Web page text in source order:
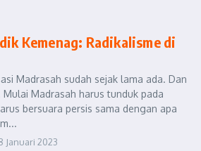
Kemenag: Radikalisme di
Madrasah sudah sejak lama ada. Dan
Madrasah harus tunduk pada
bersuara persis sama dengan apa
Januari 2023